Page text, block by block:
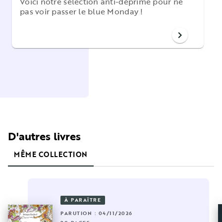
pas voir passer le blue Monday !
chevron_right
D'autres livres
MÊME COLLECTION
À PARAÎTRE
PARUTION : 04/11/2026